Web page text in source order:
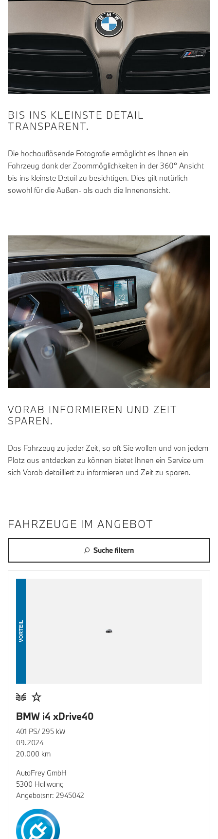
BIS INS KLEINSTE DETAIL
TRANSPARENT.
Die hochauflösende Fotografie ermöglicht es Ihnen ein
Fahrzeug dank der Zoommöglichkeiten in der 360° Ansicht
bis ins kleinste Detail zu besichtigen. Dies gilt natürlich
sowohl für die Außen- als auch die Innenansicht.
VORAB INFORMIEREN UND ZEIT
SPAREN.
Das Fahrzeug zu jeder Zeit, so oft Sie wollen und von jedem
Platz aus entdecken zu können bietet Ihnen ein Service um
sich Vorab detailliert zu informieren und Zeit zu sparen.
FAHRZEUGE IM ANGEBOT
Suche filtern
VORTEIL
BMW i4 xDrive40
401 PS/ 295 kW
09.2024
20.000 km
AutoFrey GmbH
5300 Hallwang
Angebotsnr: 2945042